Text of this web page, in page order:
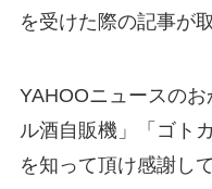
を受けた際の記事が
YAHOOニュースの
ル酒自販機」「ゴト
を知って頂け感謝し